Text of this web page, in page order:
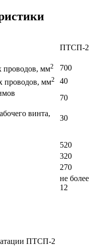
ПТСП-2
проводов, мм2
700
проводов, мм2
40
70
винта,
30
520
320
270
не более
12
ПТСП-2